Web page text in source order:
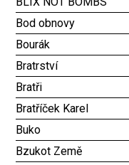
Bod obnovy
Bourák
Bratrství
Bratři
Bratříček Karel
Buko
Bzukot Země